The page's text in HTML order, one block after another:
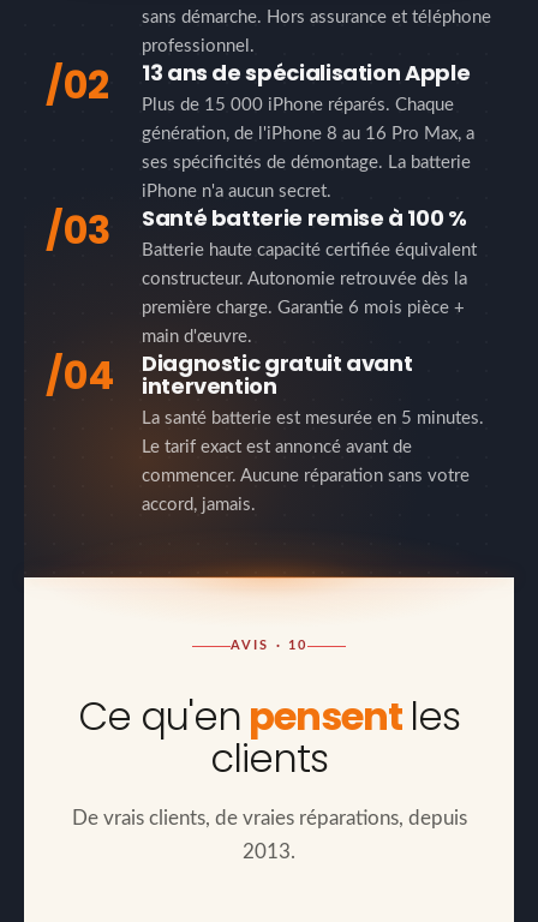
sans démarche. Hors assurance et téléphone
professionnel.
/02 13 ans de spécialisation Apple
Plus de 15 000 iPhone réparés. Chaque
génération, de l'iPhone 8 au 16 Pro Max, a
ses spécificités de démontage. La batterie
iPhone n'a aucun secret.
/03 Santé batterie remise à 100 %
Batterie haute capacité certifiée équivalent
constructeur. Autonomie retrouvée dès la
première charge. Garantie 6 mois pièce +
main d'œuvre.
/04 Diagnostic gratuit avant
intervention
La santé batterie est mesurée en 5 minutes.
Le tarif exact est annoncé avant de
commencer. Aucune réparation sans votre
accord, jamais.
AVIS · 10
Ce qu'en pensent les
clients
De vrais clients, de vraies réparations, depuis
2013.